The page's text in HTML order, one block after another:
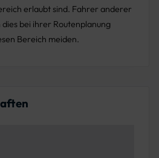
erlaubt sind. Fahrer anderer
bei ihrer Routenplanung
Bereich meiden.